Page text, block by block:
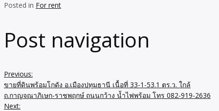
Posted in For rent
Post navigation
Previous:
ขายที่ดินพร้อมโกดัง อ.เมืองปทุมธานี เนื้อที่ 33-1-53.1 ตร.ว. ใกล้
ถ.กาญจณาภิเษก-ราชพฤกษ์ ถนนกว้าง น้ำไฟพร้อม โทร 082-919-2636
Next: